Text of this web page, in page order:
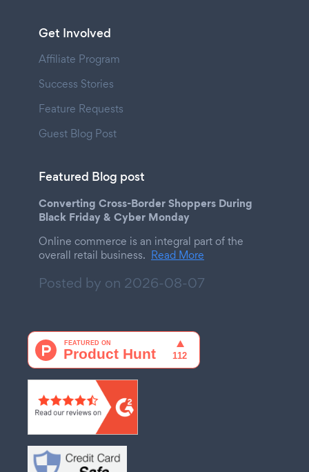
Get Involved
Affiliate Program
Success Stories
Feature Requests
Guest Blog Post
Featured Blog post
Converting Cross-Border Shoppers During
Black Friday & Cyber Monday
Online commerce is an integral part of the
overall retail business. Read More
Posted by on 2026-08-07